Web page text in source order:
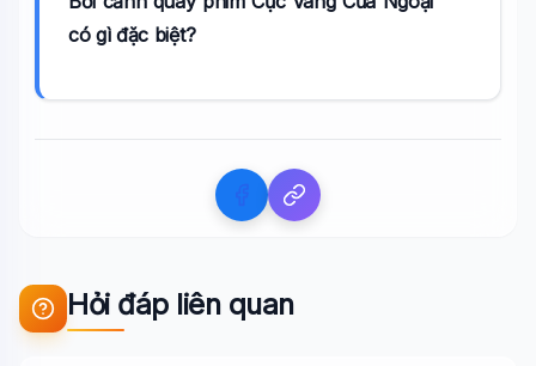
có gì đặc biệt?
Hỏi đáp liên quan